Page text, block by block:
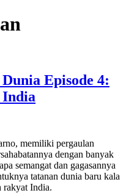
Episode 4:
memiliki pergaulan
dengan banyak
semangat dan gagasannya
tatanan dunia baru kala
rakyat India.